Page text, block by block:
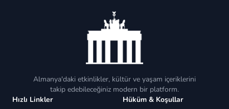
Almanya'daki etkinlikler, kültür ve yaşam içeriklerini
takip edebileceğiniz modern bir platform.
Hızlı Linkler
Hüküm & Koşullar